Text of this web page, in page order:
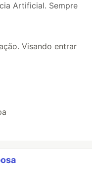
Artificial. Sempre
Visando entrar